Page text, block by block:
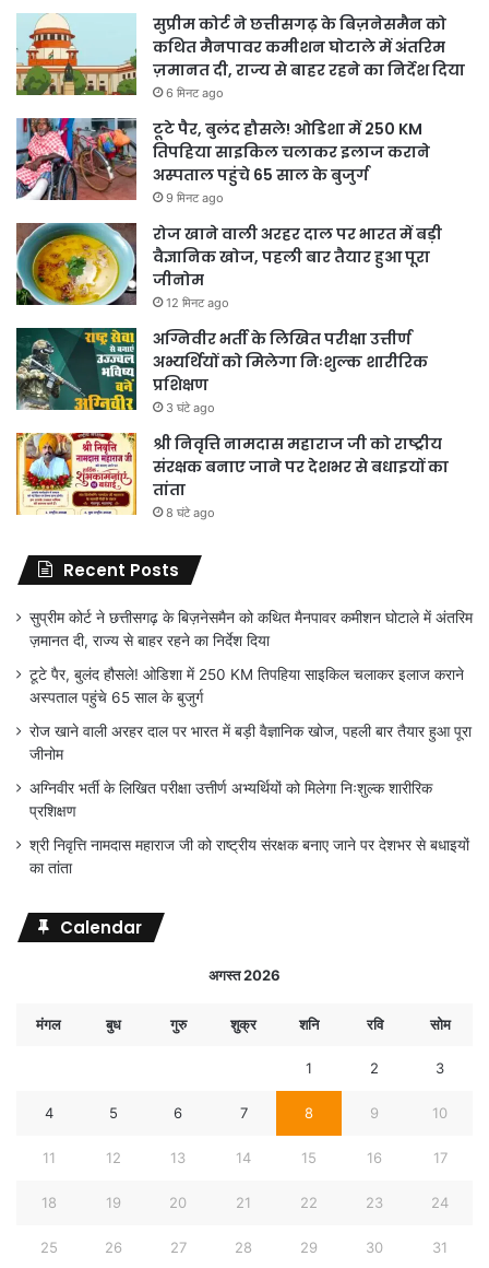
सुप्रीम कोर्ट ने छत्तीसगढ़ के बिज़नेसमैन को
कथित मैनपावर कमीशन घोटाले में अंतरिम
ज़मानत दी, राज्य से बाहर रहने का निर्देश दिया
6 मिनट ago
टूटे पैर, बुलंद हौसले! ओडिशा में 250 KM
तिपहिया साइकिल चलाकर इलाज कराने
अस्पताल पहुंचे 65 साल के बुजुर्ग
9 मिनट ago
रोज खाने वाली अरहर दाल पर भारत में बड़ी
वैज्ञानिक खोज, पहली बार तैयार हुआ पूरा
जीनोम
12 मिनट ago
अग्निवीर भर्ती के लिखित परीक्षा उत्तीर्ण
अभ्यर्थियों को मिलेगा निःशुल्क शारीरिक
प्रशिक्षण
3 घंटे ago
श्री निवृत्ति नामदास महाराज जी को राष्ट्रीय
संरक्षक बनाए जाने पर देशभर से बधाइयों का
तांता
8 घंटे ago
Recent Posts
सुप्रीम कोर्ट ने छत्तीसगढ़ के बिज़नेसमैन को कथित मैनपावर कमीशन घोटाले में अंतरिम
ज़मानत दी, राज्य से बाहर रहने का निर्देश दिया
टूटे पैर, बुलंद हौसले! ओडिशा में 250 KM तिपहिया साइकिल चलाकर इलाज कराने
अस्पताल पहुंचे 65 साल के बुजुर्ग
रोज खाने वाली अरहर दाल पर भारत में बड़ी वैज्ञानिक खोज, पहली बार तैयार हुआ पूरा
जीनोम
अग्निवीर भर्ती के लिखित परीक्षा उत्तीर्ण अभ्यर्थियों को मिलेगा निःशुल्क शारीरिक
प्रशिक्षण
श्री निवृत्ति नामदास महाराज जी को राष्ट्रीय संरक्षक बनाए जाने पर देशभर से बधाइयों
का तांता
Calendar
अगस्त 2026
मंगल बुध गुरु शुक्र शनि रवि सोम
1 2 3
4 5 6 7 8 9 10
11 12 13 14 15 16 17
18 19 20 21 22 23 24
25 26 27 28 29 30 31